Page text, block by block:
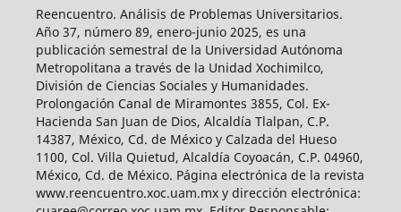
Reencuentro. Análisis de Problemas Universitarios.
Año 37, número 89, enero-junio 2025, es una
publicación semestral de la Universidad Autónoma
Metropolitana a través de la Unidad Xochimilco,
División de Ciencias Sociales y Humanidades.
Prolongación Canal de Miramontes 3855, Col. Ex-
Hacienda San Juan de Dios, Alcaldía Tlalpan, C.P.
14387, México, Cd. de México y Calzada del Hueso
1100, Col. Villa Quietud, Alcaldía Coyoacán, C.P. 04960,
México, Cd. de México. Página electrónica de la revista
www.reencuentro.xoc.uam.mx y dirección electrónica: